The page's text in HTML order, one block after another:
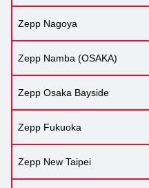
Zepp Nagoya
Zepp Namba (OSAKA)
Zepp Osaka Bayside
Zepp Fukuoka
Zepp New Taipei